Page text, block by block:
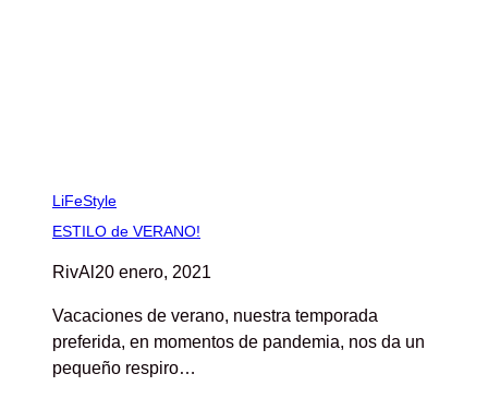
LiFeStyle
ESTILO de VERANO!
RivAl 20 enero, 2021
Vacaciones de verano, nuestra temporada
preferida, en momentos de pandemia, nos da un
pequeño respiro…